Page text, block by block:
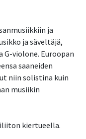
ja
ja säveltäjä,
violone. Euroopan
saaneiden
niin solistina kuin
musiikin
kiertueella.